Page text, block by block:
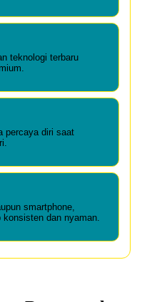
teknologi terbaru
percaya diri saat
smartphone,
konsisten dan nyaman.